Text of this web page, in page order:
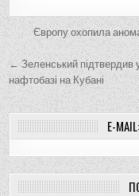
Н
а
в
і
г
а
ц
Європу охопила
← Зеленський підтвердив
нафтобазі на Кубані
E-